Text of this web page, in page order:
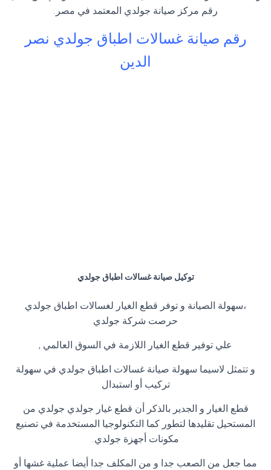
رقم مركز صيانة جولدي المعتمد في مصر.
رقم صيانة غسالات اطباق جولدي نصر
الدين
توكيل صيانة غسالات اطباق جولدي
،سهولة الصيانة و توفر قطع الغيار لغسالات اطباق جولدي
حرصت شركة جولدي
علي توفير قطع الغيار اللازمة في السوق العالمي ,
و تتمثل لاسيما سهولة صيانة غسالات اطباق جولدي في سهولة
تركيب أو استبدال
قطع الغيار و الجدير بالذكر أن قطع غيار جولدي جولدي من
المستحيل تقليدها لتطور كما التكنولوجيا المستخدمة في تصنيع
مكونات أجهزة جولدي.
مما جعل من الصعب جدا و من المكلف جدا أيضا عملية غشها أو